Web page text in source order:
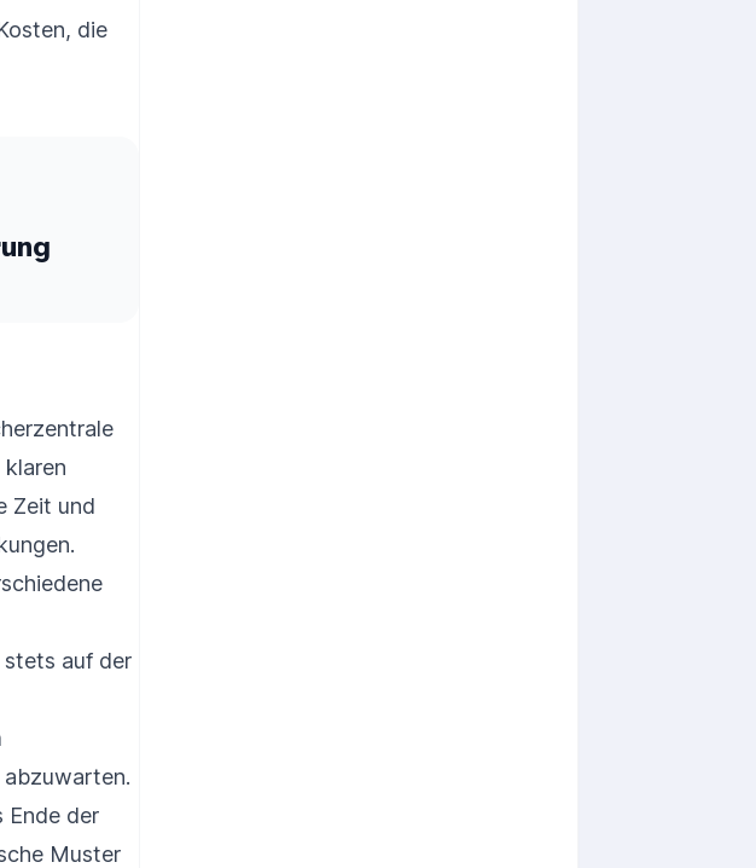
die
Zeit und
stets auf der
Ende der
Muster